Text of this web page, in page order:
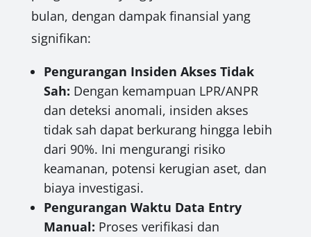
bulan, dengan dampak finansial yang
signifikan:
Pengurangan Insiden Akses Tidak
Sah: Dengan kemampuan LPR/ANPR
dan deteksi anomali, insiden akses
tidak sah dapat berkurang hingga lebih
dari 90%. Ini mengurangi risiko
keamanan, potensi kerugian aset, dan
biaya investigasi.
Pengurangan Waktu Data Entry
Manual: Proses verifikasi dan